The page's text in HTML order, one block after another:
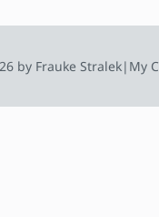
by Frauke Stralek| My